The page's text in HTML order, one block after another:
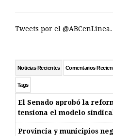
Tweets por el @ABCenLinea.
Noticias Recientes Comentarios
Tags
El Senado aprobó la
tensiona el modelo
Provincia y municipios